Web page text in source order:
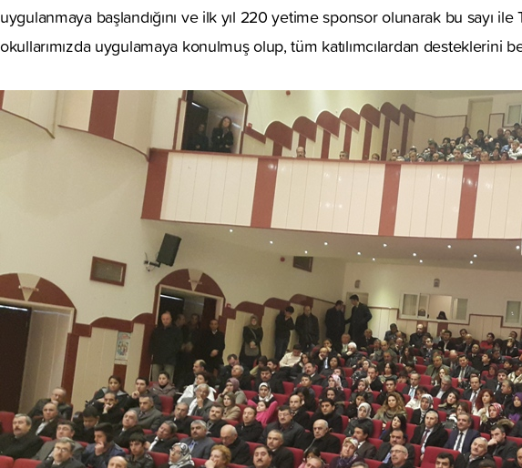
uygulanmaya başlandığını ve ilk yıl 220 yetime sponsor olunarak bu sayı
okullarımızda uygulamaya konulmuş olup, tüm katılımcılardan desteklerini